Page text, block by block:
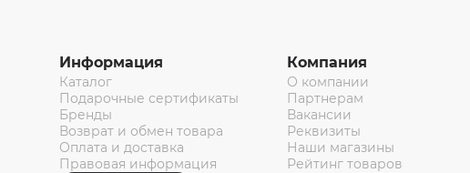
Информация
Каталог
Подарочные сертификаты
Бренды
Возврат и обмен товара
Оплата и доставка
Правовая информация
Компания
О компании
Партнерам
Вакансии
Реквизиты
Наши магазины
Рейтинг товаров